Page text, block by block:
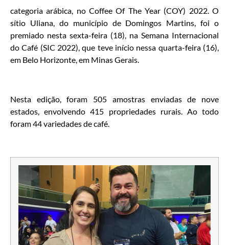
categoria arábica, no Coffee Of The Year (COY) 2022. O
sítio Uliana, do município de Domingos Martins, foi o
premiado nesta sexta-feira (18), na Semana Internacional
do Café (SIC 2022), que teve início nessa quarta-feira (16),
em Belo Horizonte, em Minas Gerais.
Nesta edição, foram 505 amostras enviadas de nove
estados, envolvendo 415 propriedades rurais. Ao todo
foram 44 variedades de café.